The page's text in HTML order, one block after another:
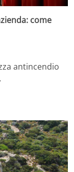
come
antincendio